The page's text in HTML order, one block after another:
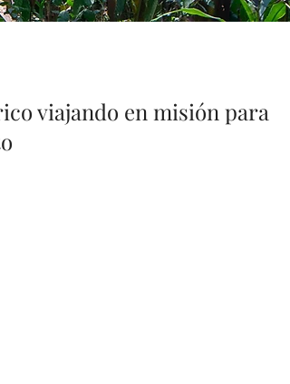
viajando en misión para